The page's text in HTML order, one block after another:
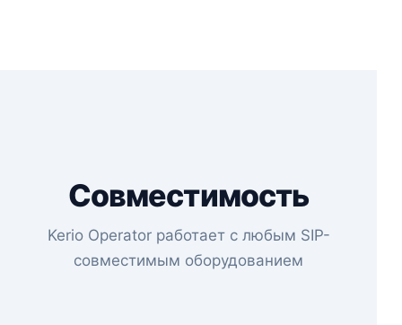
Совместимость
Kerio Operator работает с любым SIP-
совместимым оборудованием